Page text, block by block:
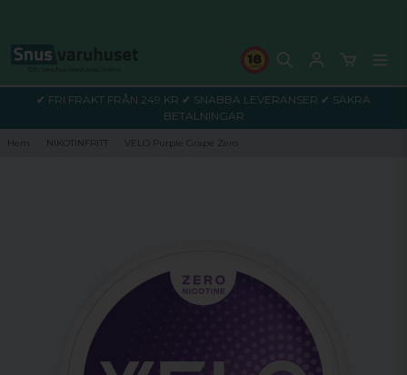
✔ FRI FRAKT FRÅN 249 KR ✔ SNABBA LEVERANSER ✔ SÄKRA
BETALNINGAR
Hem NIKOTINFRITT VELO Purple Grape Zero